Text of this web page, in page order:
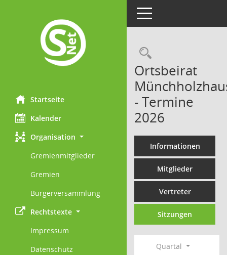
Startseite
Kalender
Organisation
Gremienmitglieder
Gremien
Bürgerversammlung
Rechtstexte
Impressum
Datenschutz
Toggle navigation
Ortsbeirat
- Termine
2026
Informationen
Mitglieder
Vertreter
Sitzungen
Quartal